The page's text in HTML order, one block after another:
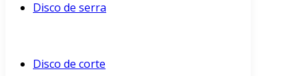
Disco de serra
Disco de corte